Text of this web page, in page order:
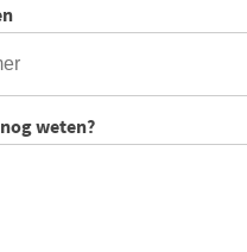
weten?